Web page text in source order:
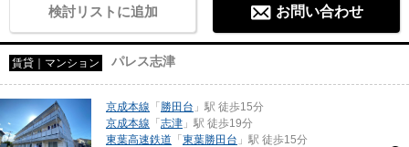
検討リストに追加 お問い合わせ
賃貸｜マンション パレス志津
京成本線 「勝田台 」駅 徒歩15分
京成本線 「志津 」駅 徒歩19分
東葉高速鉄道 「東葉勝田台 」駅 徒歩15分